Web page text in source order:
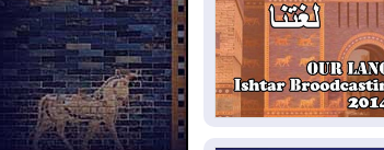
يشكو تزوير الانتخابات
"حرب أهلية" في
كوردستان في